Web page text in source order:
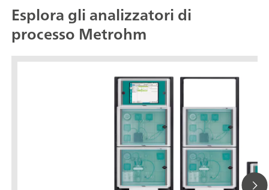
Esplora gli analizzatori di
processo Metrohm